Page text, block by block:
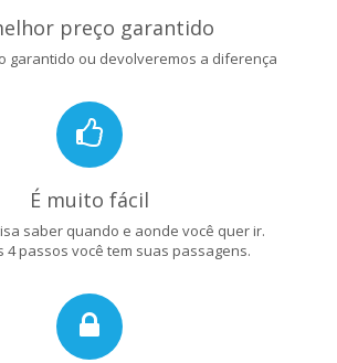
preço garantido
garantido ou devolveremos a diferença
É muito fácil
saber quando e aonde você quer ir.
4 passos você tem suas passagens.